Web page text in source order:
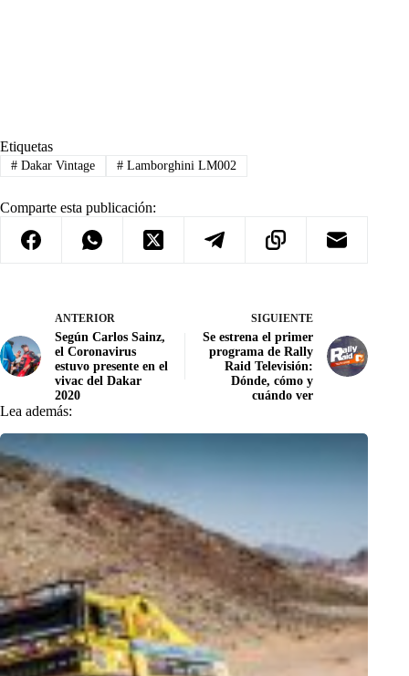
Etiquetas
#Dakar Vintage #Lamborghini LM002
Comparte esta publicación:
ANTERIOR
Según Carlos Sainz,
el Coronavirus
estuvo presente en el
vivac del Dakar
2020
SIGUIENTE
Se estrena el primer
programa de Rally
Raid Televisión:
Dónde, cómo y
cuándo ver
Lea además: